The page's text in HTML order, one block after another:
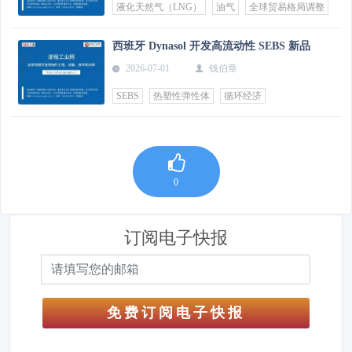
液化天然气（LNG） 油气 全球贸易格局调整
西班牙 Dynasol 开发高流动性 SEBS 新品
2026-07-01 钱伯章
SEBS 热塑性弹性体 循环经济
0
订阅电子快报
免费订阅电子快报